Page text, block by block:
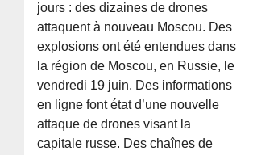
jours : des dizaines de drones
attaquent à nouveau Moscou. Des
explosions ont été entendues dans
la région de Moscou, en Russie, le
vendredi 19 juin. Des informations
en ligne font état d’une nouvelle
attaque de drones visant la
capitale russe. Des chaînes de